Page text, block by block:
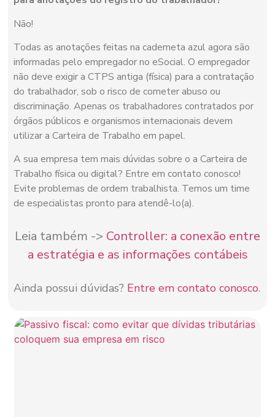
Não!
Todas as anotações feitas na caderneta azul agora são
informadas pelo empregador no eSocial. O empregador
não deve exigir a CTPS antiga (física) para a contratação
do trabalhador, sob o risco de cometer abuso ou
discriminação. Apenas os trabalhadores contratados por
órgãos públicos e organismos internacionais devem
utilizar a Carteira de Trabalho em papel.
A sua empresa tem mais dúvidas sobre o a Carteira de
Trabalho física ou digital? Entre em contato conosco!
Evite problemas de ordem trabalhista. Temos um time
de especialistas pronto para atendê-lo(a).
Leia também -> Controller: a conexão entre
a estratégia e as informações contábeis
Ainda possui dúvidas? Entre em contato conosco.